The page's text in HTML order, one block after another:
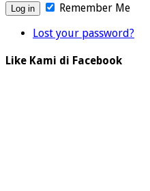
Remember Me
Lost your password?
Like Kami di Facebook